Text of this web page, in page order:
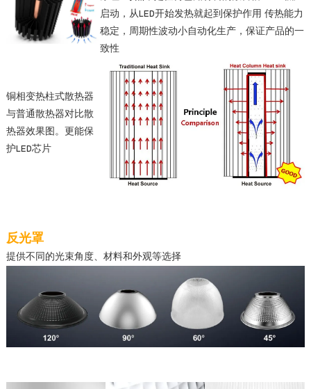
启动，从LED开始发热就起到保护作用 传热能力
稳定，周期性波动小自动化生产，保证产品的一
致性
铜相变热柱式散热器
与普通散热器对比散
热器效果图。更能保
护LED芯片
反光罩
提供不同的光束角度、材料和外观等选择